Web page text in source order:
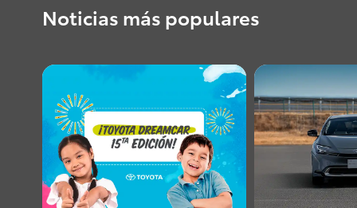
Noticias más populares